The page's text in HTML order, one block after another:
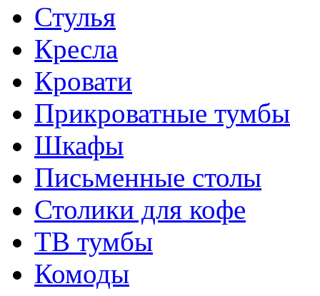
Стулья
Кресла
Кровати
Прикроватные тумбы
Шкафы
Письменные столы
Столики для кофе
ТВ тумбы
Комоды